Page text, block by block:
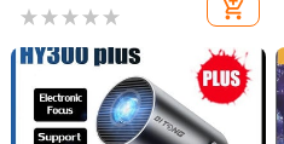
add_shopping_cart